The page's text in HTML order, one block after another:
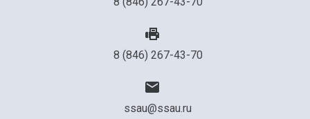
Сведения об образовательной организации
Официальные документы
8 (846) 267-43-70
ssau@ssau.ru